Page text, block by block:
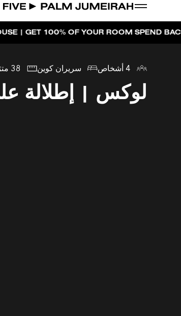
YOUR ROOM SPEND BACK ACROSS THE
لوكس | إطلالة
4 أشخاص سريران كوين 38 مترًا مربعًا